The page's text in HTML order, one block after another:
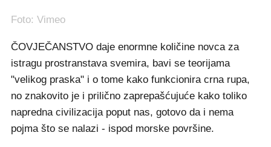
Foto: Vimeo
ČOVJEČANSTVO daje enormne količine novca za
istragu prostranstava svemira, bavi se teorijama
"velikog praska" i o tome kako funkcionira crna rupa,
no znakovito je i prilično zaprepašćujuće kako toliko
napredna civilizacija poput nas, gotovo da i nema
pojma što se nalazi - ispod morske površine.